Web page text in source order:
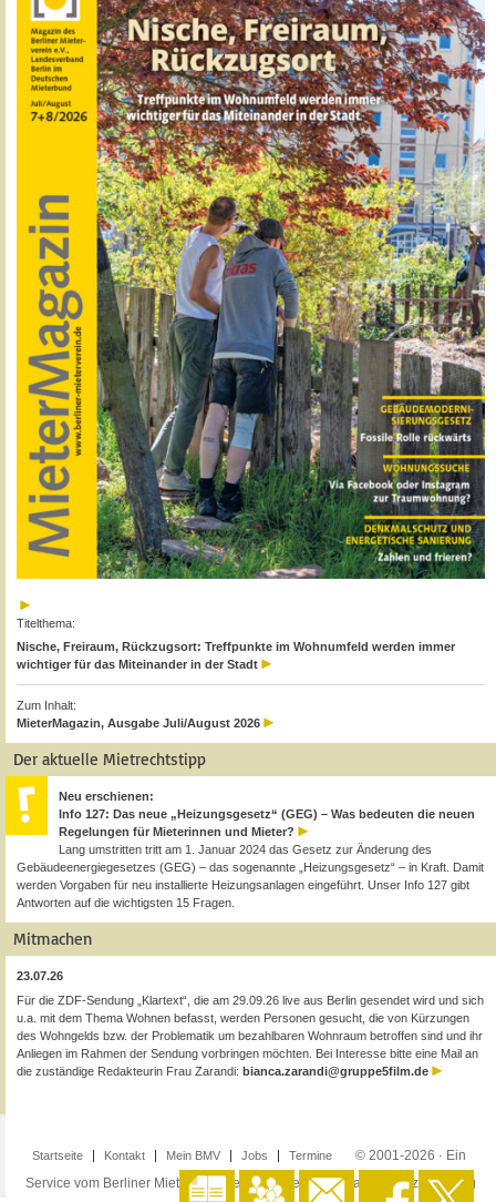
Titelthema:
Nische, Freiraum, Rückzugsort: Treffpunkte im Wohnumfeld werden immer
wichtiger für das Miteinander in der Stadt
Zum Inhalt:
MieterMagazin, Ausgabe Juli/August 2026
Der aktuelle Mietrechtstipp
Neu erschienen:
Info 127: Das neue „Heizungsgesetz“ (GEG) – Was bedeuten die neuen
Regelungen für Mieterinnen und Mieter?
Lang umstritten tritt am 1. Januar 2024 das Gesetz zur Änderung des
Gebäudeenergiegesetzes (GEG) – das sogenannte „Heizungsgesetz“ – in Kraft. Damit
werden Vorgaben für neu installierte Heizungsanlagen eingeführt. Unser Info 127 gibt
Antworten auf die wichtigsten 15 Fragen.
Mitmachen
23.07.26
Für die ZDF-Sendung „Klartext“, die am 29.09.26 live aus Berlin gesendet wird und sich
u.a. mit dem Thema Wohnen befasst, werden Personen gesucht, die von Kürzungen
des Wohngelds bzw. der Problematik um bezahlbaren Wohnraum betroffen sind und ihr
Anliegen im Rahmen der Sendung vorbringen möchten. Bei Interesse bitte eine Mail an
die zuständige Redakteurin Frau Zarandi: bianca.zarandi@gruppe5film.de
Startseite Kontakt Mein BMV Jobs Termine
© 2001-2026 · Ein
Service vom Berliner Mieterverein e.V. ·Impressum·Datenschutzerklärung